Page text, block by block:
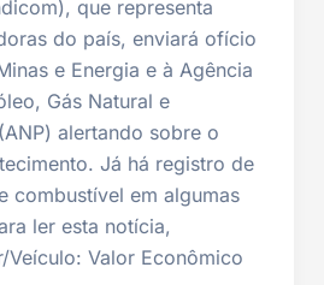
que representa
do país, enviará ofício
e Energia e à Agência
Gás Natural e
alertando sobre o
Já há registro de
combustível em algumas
ler esta notícia,
Veículo: Valor Econômico